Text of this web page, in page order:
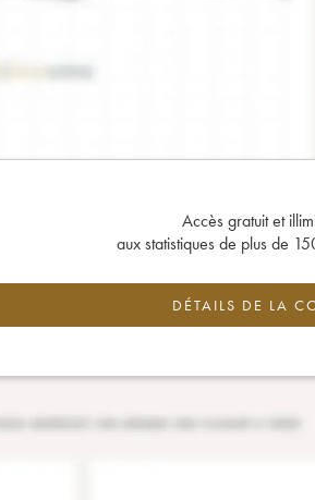
Accès gratuit et
aux statistiques de plus de
DÉTAILS DE LA